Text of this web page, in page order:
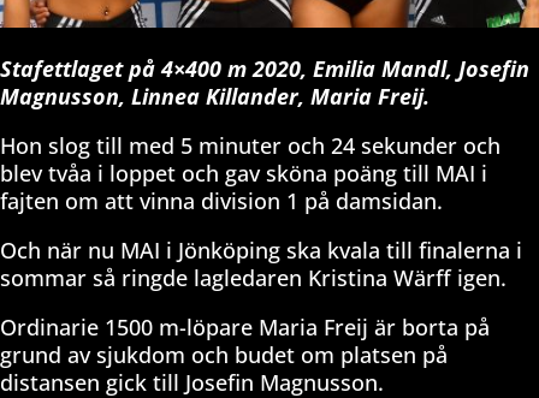
Stafettlaget på 4×400 m 2020, Emilia Mandl, Josefin
Magnusson, Linnea Killander, Maria Freij.
Hon slog till med 5 minuter och 24 sekunder och
blev tvåa i loppet och gav sköna poäng till MAI i
fajten om att vinna division 1 på damsidan.
Och när nu MAI i Jönköping ska kvala till finalerna i
sommar så ringde lagledaren Kristina Wärff igen.
Ordinarie 1500 m-löpare Maria Freij är borta på
grund av sjukdom och budet om platsen på
distansen gick till Josefin Magnusson.